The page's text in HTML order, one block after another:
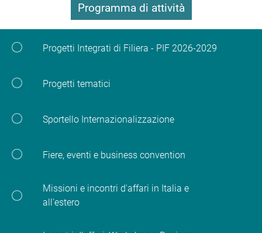
Programma di attività
Progetti Integrati di Filiera - PIF 2026-2029
Progetti tematici
Sportello Internazionalizzazione
Fiere, eventi e business convention
Missioni e incontri d'affari in Italia e
all'estero